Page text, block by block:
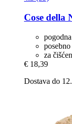
Cose della
za
€ 18,39
Dostava do